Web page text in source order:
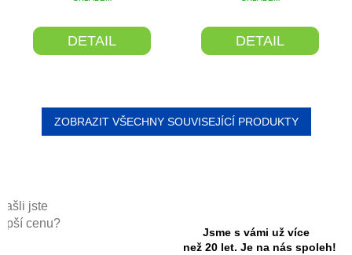
jste
cenu?
Jsme s vámi už více
než 20 let. Je na nás spoleh!
DETAIL DETAIL
ZOBRAZIT VŠECHNY SOUVISEJÍCÍ PRODUKTY